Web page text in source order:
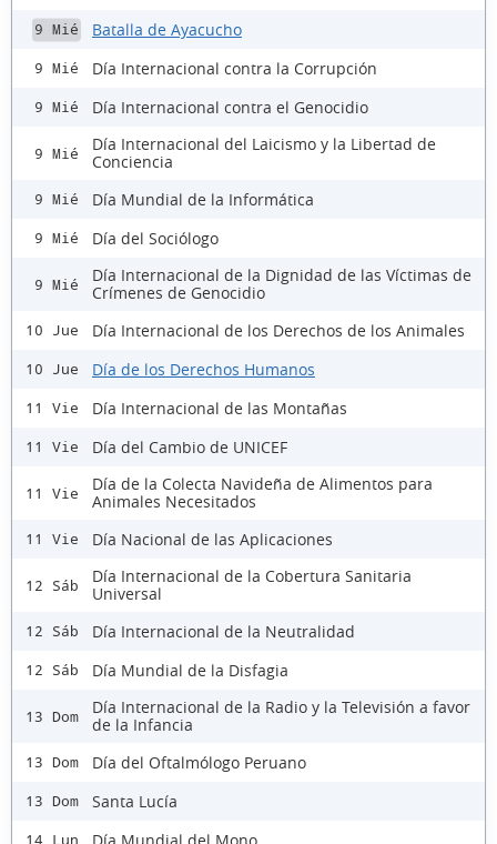
9 Mié Batalla de Ayacucho
9 Mié Día Internacional contra la Corrupción
9 Mié Día Internacional contra el Genocidio
9 Mié
Día Internacional del Laicismo y la Libertad de
Conciencia
9 Mié Día Mundial de la Informática
9 Mié Día del Sociólogo
9 Mié
Día Internacional de la Dignidad de las Víctimas de
Crímenes de Genocidio
10 Jue Día Internacional de los Derechos de los Animales
10 Jue Día de los Derechos Humanos
11 Vie Día Internacional de las Montañas
11 Vie Día del Cambio de UNICEF
11 Vie
Día de la Colecta Navideña de Alimentos para
Animales Necesitados
11 Vie Día Nacional de las Aplicaciones
12 Sáb
Día Internacional de la Cobertura Sanitaria
Universal
12 Sáb Día Internacional de la Neutralidad
12 Sáb Día Mundial de la Disfagia
13 Dom
Día Internacional de la Radio y la Televisión a favor
de la Infancia
13 Dom Día del Oftalmólogo Peruano
13 Dom Santa Lucía
14 Lun